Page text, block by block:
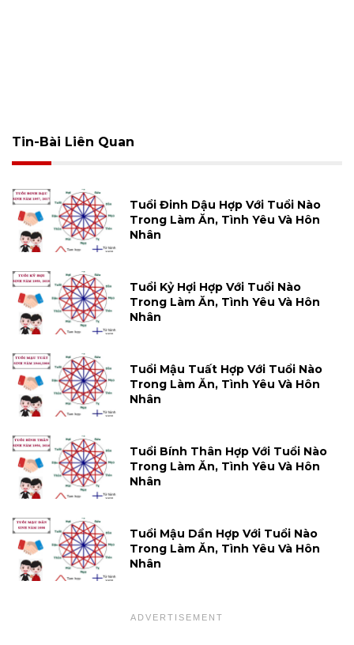
Tin-Bài Liên Quan
Tuổi Đinh Dậu Hợp Với Tuổi Nào
Trong Làm Ăn, Tình Yêu Và Hôn
Nhân
Tuổi Kỷ Hợi Hợp Với Tuổi Nào
Trong Làm Ăn, Tình Yêu Và Hôn
Nhân
Tuổi Mậu Tuất Hợp Với Tuổi Nào
Trong Làm Ăn, Tình Yêu Và Hôn
Nhân
Tuổi Bính Thân Hợp Với Tuổi Nào
Trong Làm Ăn, Tình Yêu Và Hôn
Nhân
Tuổi Mậu Dần Hợp Với Tuổi Nào
Trong Làm Ăn, Tình Yêu Và Hôn
Nhân